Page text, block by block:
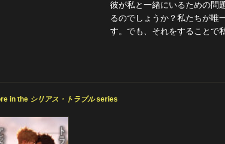
彼が私と一緒にいるための問
るのでしょうか？私たちが唯
す。でも、それをすることで
in the シリアス・トラブルseries